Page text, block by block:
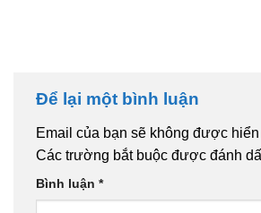
Để lại một bình luận
Email của bạn sẽ không được
Các trường bắt buộc được đánh
Bình luận *